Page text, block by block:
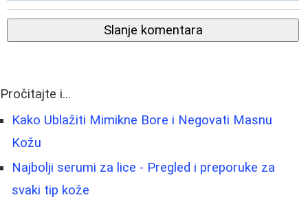
Slanje komentara
Pročitajte i...
Kako Ublažiti Mimikne Bore i Negovati Masnu
Kožu
Najbolji serumi za lice - Pregled i preporuke za
svaki tip kože